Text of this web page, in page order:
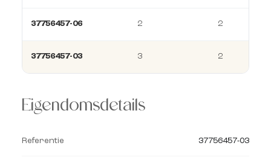
37756457-06 2 2
37756457-03 3 2
Eigendomsdetails
Referentie 37756457-03